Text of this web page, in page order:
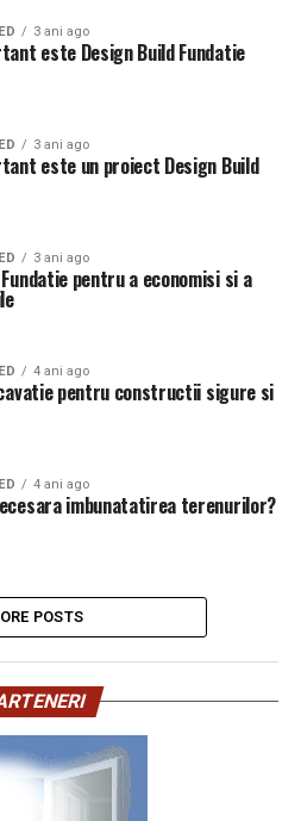
3 ani ago
este Design Build Fundatie
3 ani ago
este un proiect Design Build
3 ani ago
pentru a economisi si a
4 ani ago
pentru constructii sigure si
4 ani ago
imbunatatirea terenurilor?
POSTS